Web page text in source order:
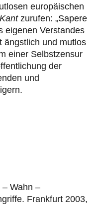
europäischen
zurufen: „Sapere
eigenen Verstandes
ängstlich und mutlos
einer Selbstzensur
der
und
Wahn –
Frankfurt 2003,